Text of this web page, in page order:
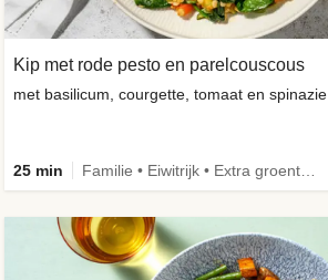
Kip met rode pesto en parelcouscous
met basilicum, courgette, tomaat en spinazie
25 min